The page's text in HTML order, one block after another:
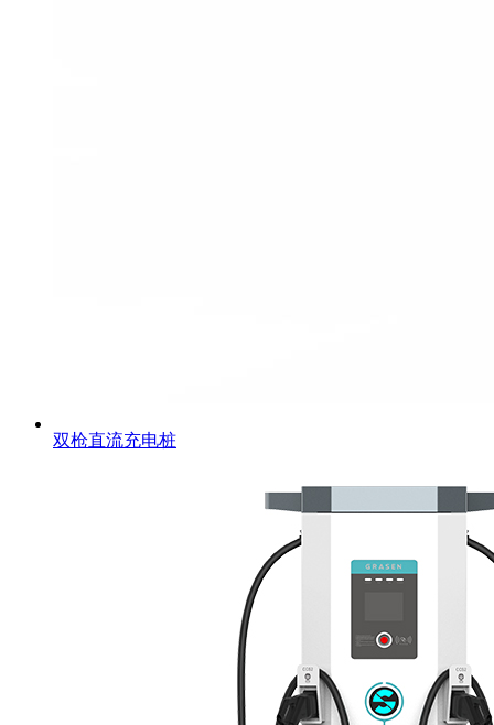
双枪直流充电桩